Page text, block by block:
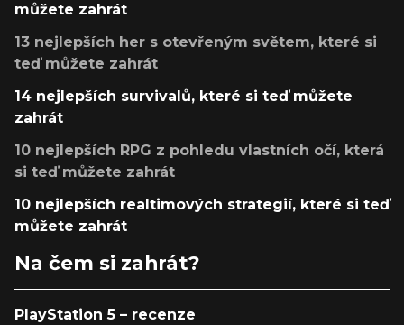
můžete zahrát
13 nejlepších her s otevřeným světem, které si
teď můžete zahrát
14 nejlepších survivalů, které si teď můžete
zahrát
10 nejlepších RPG z pohledu vlastních očí, která
si teď můžete zahrát
10 nejlepších realtimových strategií, které si teď
můžete zahrát
Na čem si zahrát?
PlayStation 5 – recenze